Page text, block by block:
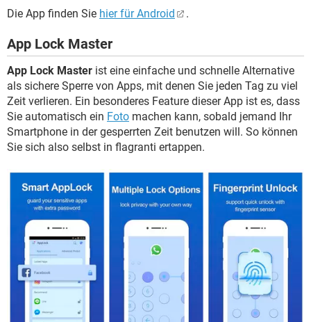
Die App finden Sie hier für Android .
App Lock Master
App Lock Master ist eine einfache und schnelle Alternative
als sichere Sperre von Apps, mit denen Sie jeden Tag zu viel
Zeit verlieren. Ein besonderes Feature dieser App ist es, dass
Sie automatisch ein Foto machen kann, sobald jemand Ihr
Smartphone in der gesperrten Zeit benutzen will. So können
Sie sich also selbst in flagranti ertappen.